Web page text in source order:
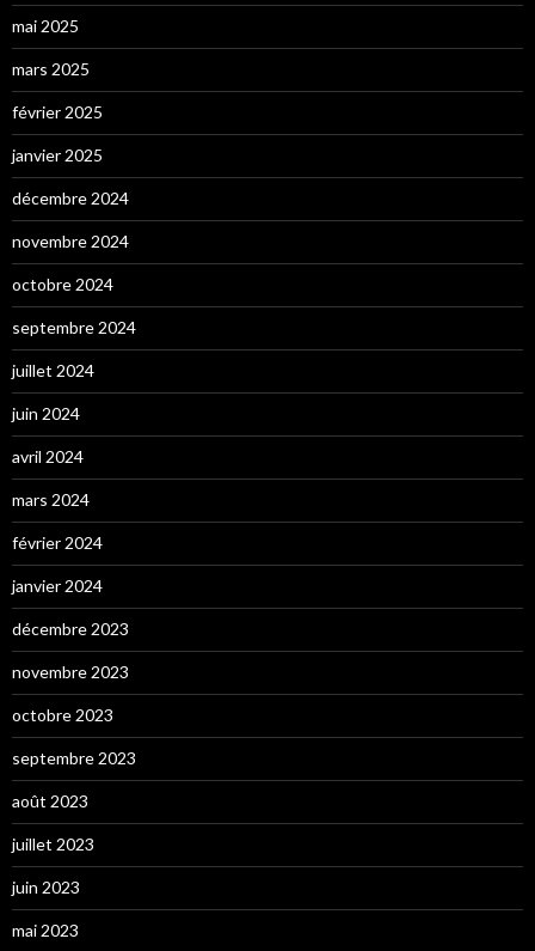
mai 2025
mars 2025
février 2025
janvier 2025
décembre 2024
novembre 2024
octobre 2024
septembre 2024
juillet 2024
juin 2024
avril 2024
mars 2024
février 2024
janvier 2024
décembre 2023
novembre 2023
octobre 2023
septembre 2023
août 2023
juillet 2023
juin 2023
mai 2023